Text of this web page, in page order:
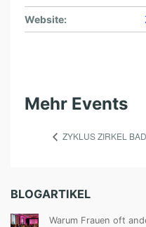
Website:
Mehr Events
ZYKLUS ZIRKEL
BLOGARTIKEL
Warum Frauen oft